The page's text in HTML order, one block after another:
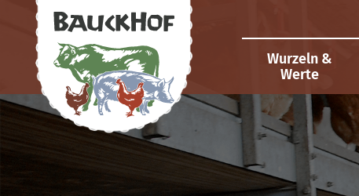
Wurzeln &
Werte